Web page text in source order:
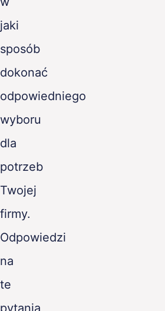
jaki
sposób
dokonać
odpowiedniego
wyboru
dla
potrzeb
Twojej
firmy.
Odpowiedzi
na
te
pytania